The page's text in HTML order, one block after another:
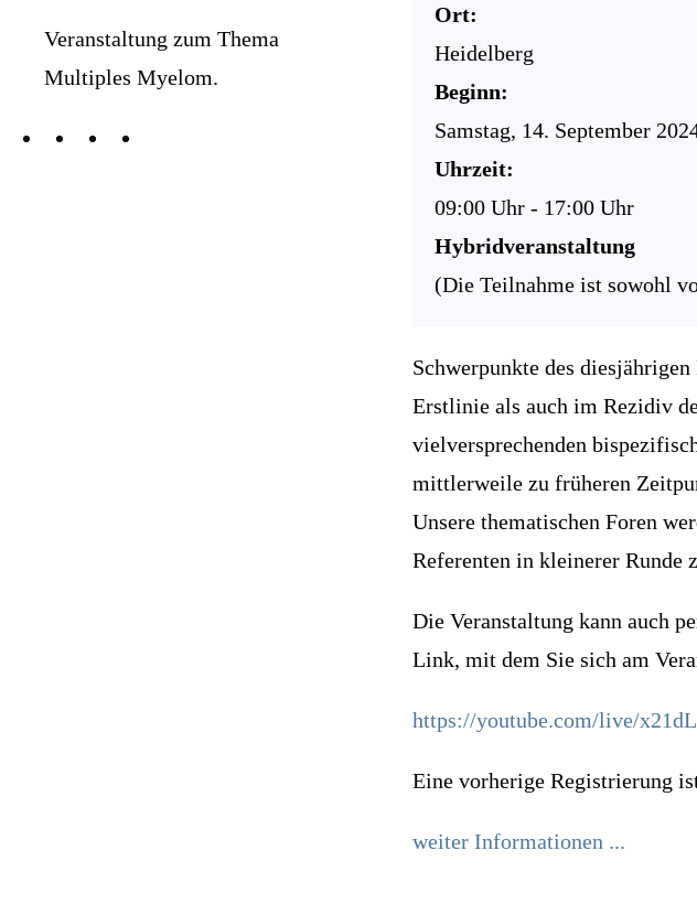
Veranstaltung zum Thema
Multiples Myelom.
Ort:
Heidelberg
Beginn:
Samstag, 14. September
Uhrzeit:
09:00 Uhr - 17:00 Uhr
Hybridveranstaltung
(Die Teilnahme ist sowohl
Schwerpunkte des
Erstlinie als auch im Rezidiv
vielversprechenden
mittlerweile zu früheren
Unsere thematischen Foren
Referenten in kleinerer Runde
Die Veranstaltung kann auch
Link, mit dem Sie sich am
https://youtube.com/live/
Eine vorherige Registrierung
weiter Informationen ...